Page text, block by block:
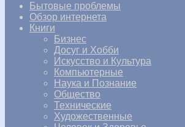
Бытовые проблемы
Обзор интернета
Книги
Бизнес
Досуг и Хобби
Искусство и Культура
Компьютерные
Наука и Познание
Общество
Технические
Художественные